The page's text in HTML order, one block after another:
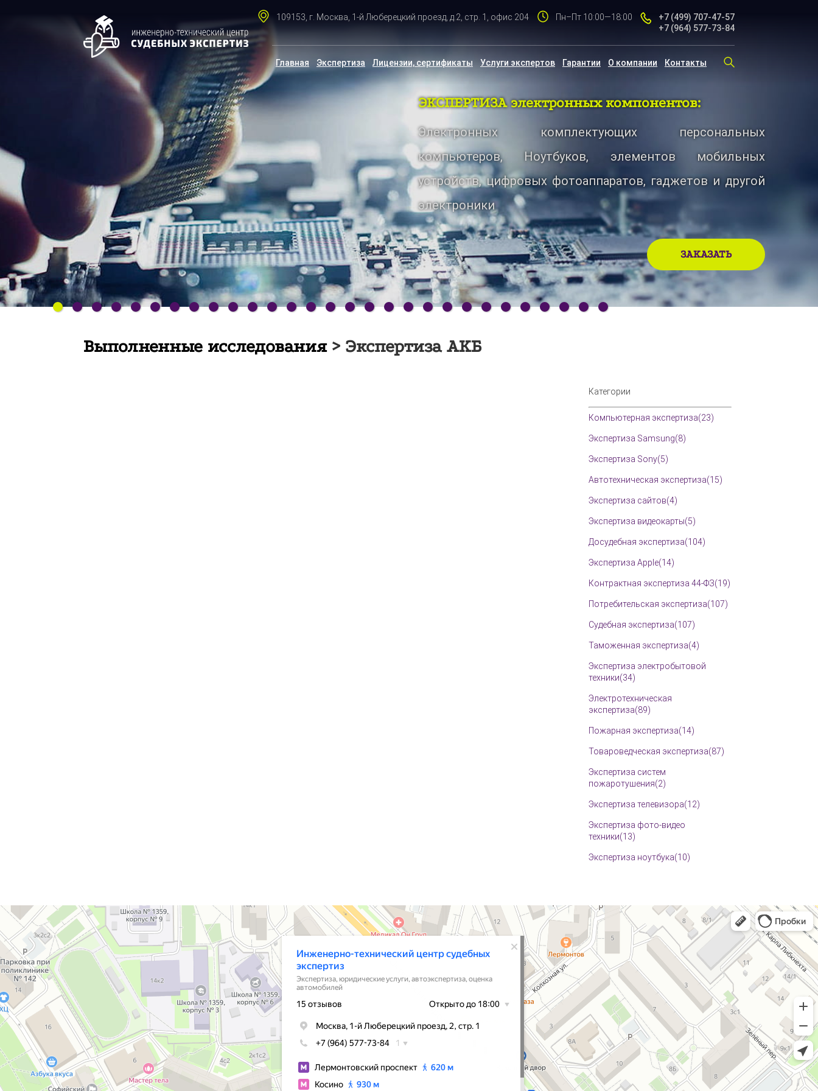
109153, г. Москва, 1-й Люберецкий проезд, д.2, стр. 1, офис 204 Пн–Пт 10:00—18:00 +7 (499) 707-47-57
+7 (964) 577-73-84
Главная Экспертиза Лицензии, сертификаты Услуги экспертов Гарантии О компании Контакты
ЭКСПЕРТИЗА электронных компонентов:
Электронных комплектующих персональных
компьютеров, Ноутбуков, элементов мобильных
устройств, цифровых фотоаппаратов, гаджетов и другой
электроники
ЗАКАЗАТЬ
Выполненные исследования> Экспертиза АКБ
Категории
Компьютерная экспертиза(23)
Экспертиза Samsung(8)
Экспертиза Sony(5)
Автотехническая экспертиза(15)
Экспертиза сайтов(4)
Экспертиза видеокарты(5)
Досудебная экспертиза(104)
Экспертиза Apple(14)
Контрактная экспертиза 44-ФЗ(19)
Потребительская экспертиза(107)
Судебная экспертиза(107)
Таможенная экспертиза(4)
Экспертиза электробытовой
техники(34)
Электротехническая
экспертиза(89)
Пожарная экспертиза(14)
Товароведческая экспертиза(87)
Экспертиза систем
пожаротушения(2)
Экспертиза телевизора(12)
Экспертиза фото-видео
техники(13)
Экспертиза ноутбука(10)
Экспертиза телефона(15)
Оценка(7)
Экспертиза шкафа купе(3)
Экспертиза мебели(11)
Техническая экспертиза
промышленного
оборудования(82)
Независимая экспертиза 3D
принтеров(6)
Независимая экспертиза ЧПУ